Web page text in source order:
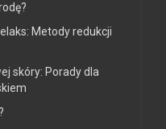
Metody redukcji
skóry: Porady dla